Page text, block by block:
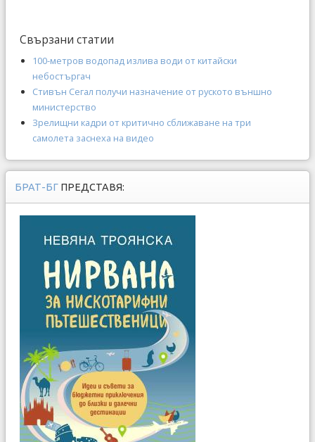
Свързани статии
100-метров водопад излива води от китайски
небостъргач
Стивън Сегал получи назначение от руското външно
министерство
Зрелищни кадри от критично сближаване на три
самолета заснеха на видео
БРАТ-БГ ПРЕДСТАВЯ: